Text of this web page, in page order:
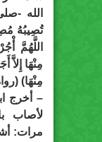
الله -
تُصِيبُهُ
اللَّهُمَّ
مِنْهَا إِلاَّ
مِنْهَا)
– أخرج
لأصاب
مرات: